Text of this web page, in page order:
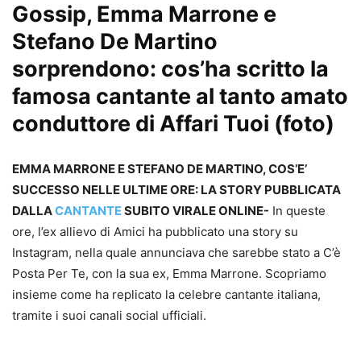
Gossip, Emma Marrone e
Stefano De Martino
sorprendono: cos’ha scritto la
famosa cantante al tanto amato
conduttore di Affari Tuoi (foto)
EMMA MARRONE E STEFANO DE MARTINO, COS’E’
SUCCESSO NELLE ULTIME ORE: LA STORY PUBBLICATA
DALLACANTANTESUBITO VIRALE ONLINE- In queste
ore, l’ex allievo di Amici ha pubblicato una story su
Instagram, nella quale annunciava che sarebbe stato a C’è
Posta Per Te, con la sua ex, Emma Marrone. Scopriamo
insieme come ha replicato la celebre cantante italiana,
tramite i suoi canali social ufficiali.